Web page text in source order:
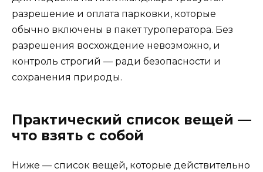
разрешение и оплата парковки, которые
обычно включены в пакет туроператора. Без
разрешения восхождение невозможно, и
контроль строгий — ради безопасности и
сохранения природы.
Практический список вещей —
что взять с собой
Ниже — список вещей, которые действительно